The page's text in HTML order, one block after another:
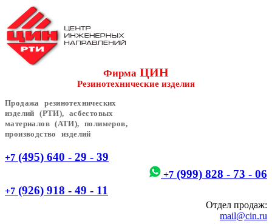
Фирма ЦИН
Резинотехнические изделия
Продажа резинотехнических
изделий (РТИ), асбестовых
материалов (АТИ), полимеров,
производство изделий
+7 (495) 640 - 29 - 39
+7 (999) 828 - 73 - 06
+7 (926) 918 - 49 - 11
Отдел продаж:
mail@cin.ru